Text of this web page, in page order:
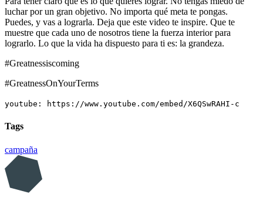
luchar por un gran objetivo. No importa qué meta te pongas.
Puedes, y vas a lograrla. Deja que este video te inspire. Que te
muestre que cada uno de nosotros tiene la fuerza interior para
lograrlo. Lo que la vida ha dispuesto para ti es: la grandeza.
#Greatnessiscoming
#GreatnessOnYourTerms
youtube: https://www.youtube.com/embed/X6QSwRAHI-c
Tags
campaña